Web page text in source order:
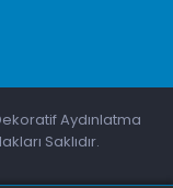
Aydınlatma
Saklıdır.